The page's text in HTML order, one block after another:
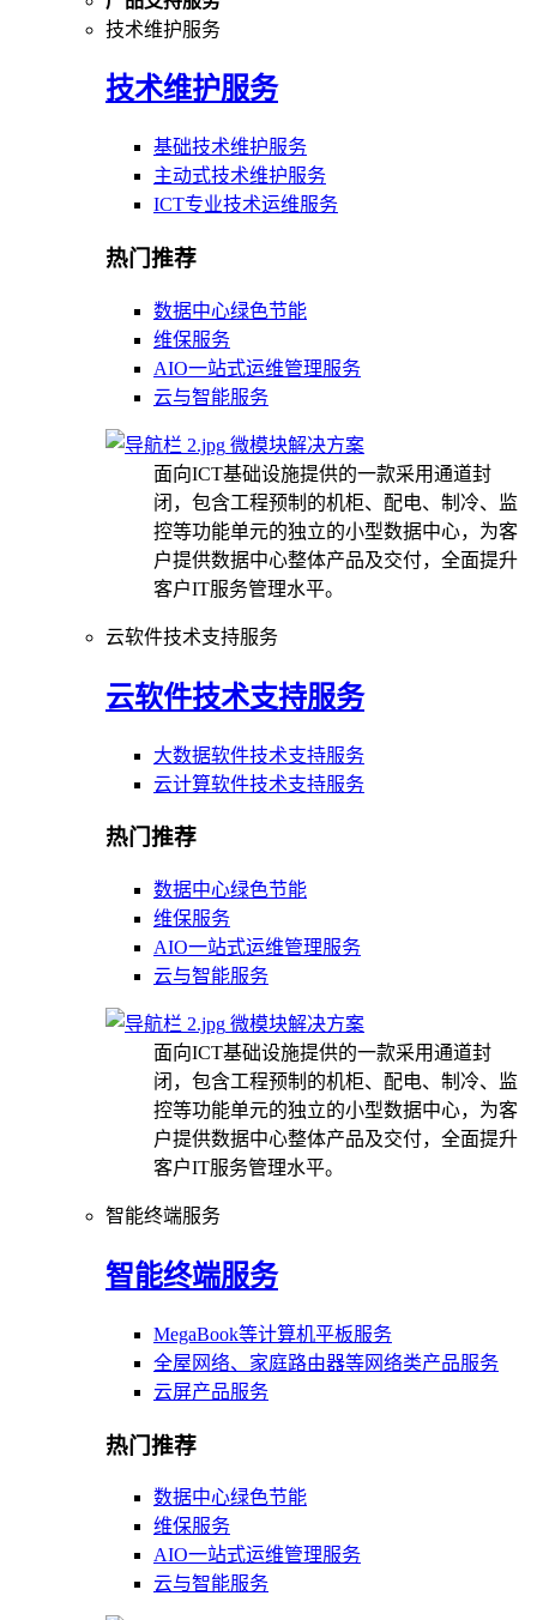
技术维护服务
技术维护服务
基础技术维护服务
主动式技术维护服务
ICT专业技术运维服务
热门推荐
数据中心绿色节能
维保服务
AIO一站式运维管理服务
云与智能服务
微模块解决方案
面向ICT基础设施提供的一款采用通道封
闭，包含工程预制的机柜、配电、制冷、监
控等功能单元的独立的小型数据中心，为客
户提供数据中心整体产品及交付，全面提升
客户IT服务管理水平。
云软件技术支持服务
云软件技术支持服务
大数据软件技术支持服务
云计算软件技术支持服务
热门推荐
数据中心绿色节能
维保服务
AIO一站式运维管理服务
云与智能服务
微模块解决方案
面向ICT基础设施提供的一款采用通道封
闭，包含工程预制的机柜、配电、制冷、监
控等功能单元的独立的小型数据中心，为客
户提供数据中心整体产品及交付，全面提升
客户IT服务管理水平。
智能终端服务
智能终端服务
MegaBook等计算机平板服务
全屋网络、家庭路由器等网络类产品服务
云屏产品服务
热门推荐
数据中心绿色节能
维保服务
AIO一站式运维管理服务
云与智能服务